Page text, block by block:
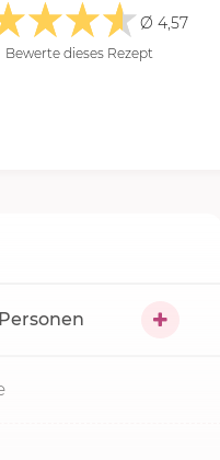
Ø 4,57
Bewerte dieses Rezept
Personen